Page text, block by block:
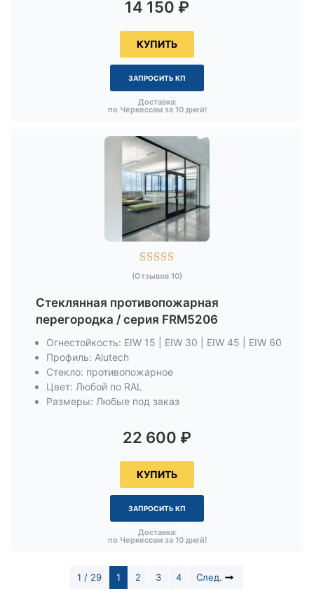
14 150 ₽
КУПИТЬ
ЗАПРОСИТЬ КП
Доставка:
по Черкессам за 10 дней!

(Отзывов 10)
Стеклянная противопожарная
перегородка / серия FRM5206
Огнестойкость: EIW 15 | EIW 30 | EIW 45 | EIW 60
Профиль: Alutech
Стекло: противопожарное
Цвет: Любой по RAL
Размеры: Любые под заказ
22 600 ₽
КУПИТЬ
ЗАПРОСИТЬ КП
Доставка:
по Черкессам за 10 дней!
1 / 29 1 2 3 4 След.